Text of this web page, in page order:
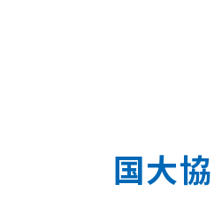
国大協